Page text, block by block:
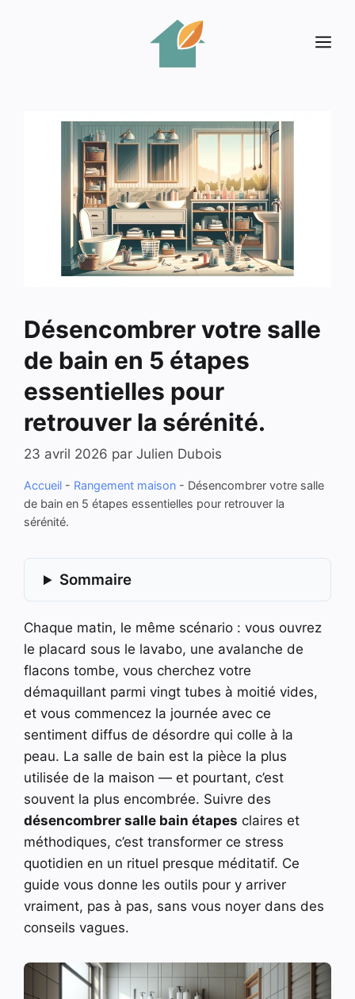
Désencombrer votre salle
de bain en 5 étapes
essentielles pour
retrouver la sérénité.
23 avril 2026 par Julien Dubois
Accueil - Rangement maison - Désencombrer votre salle
de bain en 5 étapes essentielles pour retrouver la
sérénité.
Sommaire
Chaque matin, le même scénario : vous ouvrez
le placard sous le lavabo, une avalanche de
flacons tombe, vous cherchez votre
démaquillant parmi vingt tubes à moitié vides,
et vous commencez la journée avec ce
sentiment diffus de désordre qui colle à la
peau. La salle de bain est la pièce la plus
utilisée de la maison — et pourtant, c’est
souvent la plus encombrée. Suivre des
désencombrer salle bain étapes claires et
méthodiques, c’est transformer ce stress
quotidien en un rituel presque méditatif. Ce
guide vous donne les outils pour y arriver
vraiment, pas à pas, sans vous noyer dans des
conseils vagues.